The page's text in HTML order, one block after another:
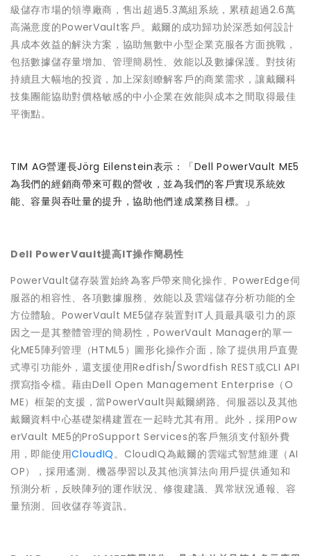
級儲存市場的領導廠商，售出超過5.3萬組系統，累積超過2.6萬
高滿意度的PowerVault客戶。戴爾的成功歸功於深悉如何設計
具成本效益的解決方案，協助無數中小型企業克服各方面挑戰，
包括數據儲存量增加、管理簡易性、效能以及數據保護。對技術
持續且大幅地的投資，加上深刻瞭解客戶的商業需求，讓戴爾科
技集團能協助對價格敏感的中小企業在效能與成本之間取得最佳
平衡點。
TIM AG營運長Jörg Eilenstein表示：「Dell PowerVault ME5
為我們的經銷商帶來可觀的營收，並為我們的客戶實現系統效
能、容量與吞吐量的提升，協助他們達成業務目標。」
Dell PowerVault提高IT操作簡易性
PowerVault儲存裝置始終為客戶帶來簡化操作、PowerEdge伺
服器的相容性、各項數據服務、效能以及雲端儲存分析功能的全
方位體驗。PowerVault ME5儲存裝置對IT人員最具吸引力的原
因之一是其整體管理的簡易性，PowerVault Manager的單一
化ME5陣列管理（HTML5）圖形化操作介面，除了提供用戶直覺
式導引功能外，還支援使用Redfish/Swordfish REST或CLI API
撰寫指令檔。藉由Dell Open Management Enterprise（O
ME）框架的支援，當PowerVault與戴爾網路、伺服器以及其他
戴爾資料中心基礎架構建置在一起時尤其有用。此外，採用Pow
erVault ME5的ProSupport Services的客戶無須支付額外費
用，即能使用CloudIQ。CloudIQ為戴爾的雲端式智慧維運（AI
OP），採用遙測、機器學習以及其他演算法向用戶提供通知和
預測分析，反映陣列的運作狀況、修復建議、異常狀況通報、容
量預測、回收儲存等資訊。